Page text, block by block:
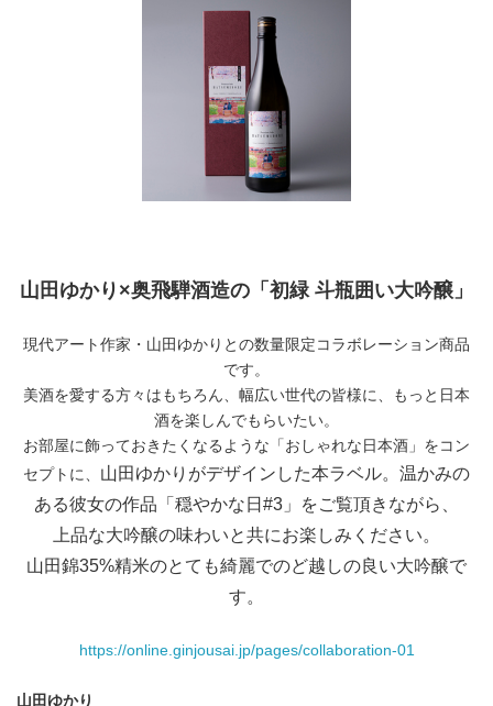
山田ゆかり×奥飛騨酒造の「初緑 斗瓶囲い大吟醸」
現代アート作家・山田ゆかりとの数量限定コラボレーション商品
です。
美酒を愛する方々はもちろん、幅広い世代の皆様に、もっと日本
酒を楽しんでもらいたい。
お部屋に飾っておきたくなるような「おしゃれな日本酒」をコン
セプトに、 山田ゆかりがデザインした本ラベル。温かみの
ある彼女の作品「穏やかな日#3」をご覧頂きながら、
上品な大吟醸の味わいと共にお楽しみください。
山田錦35%精米のとても綺麗でのど越しの良い大吟醸で
す。
https://online.ginjousai.jp/pages/collaboration-01
山田ゆかり